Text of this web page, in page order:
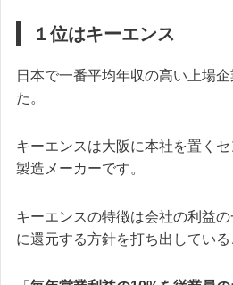
１位はキーエンス
日本で一番平均年収の高い上場
た。
キーエンスは大阪に本社を置く
製造メーカーです。
キーエンスの特徴は会社の利益
に還元する方針を打ち出している